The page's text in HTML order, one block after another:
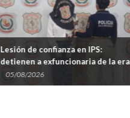
Lesión de confianza en IPS:
detienen a exfuncionaria de la era
Bataglia
05/08/2026